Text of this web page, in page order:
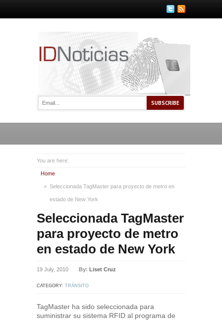
You are here:
Home
Seleccionada TagMaster para proyecto de metro en
estado de New York
Seleccionada TagMaster
para proyecto de metro
en estado de New York
19 July, 2010 By: Liset Cruz
CATEGORY: TRÁNSITO
TagMaster ha sido seleccionada para
suministrar su sistema RFID al programa de